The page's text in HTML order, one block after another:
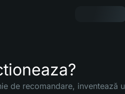
de recomandare,